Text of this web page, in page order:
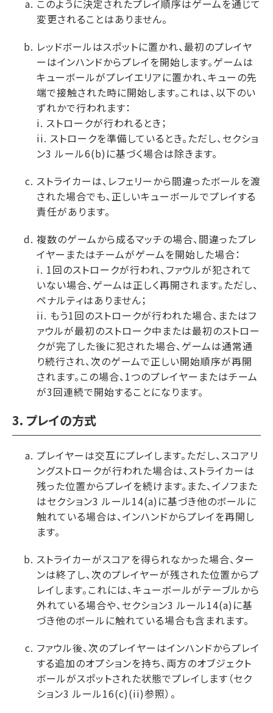
このように決定されたプレイ順序はゲームを通じて
変更されることはありません。
レッドボールはスポットに置かれ、最初のプレイヤ
ーはインハンドからプレイを開始します。ゲームは
キューボールがプレイエリアに置かれ、キューの先
端で接触された時に開始します。これは、以下のい
ずれかで行われます：
i. ストロークが行われるとき；
ii. ストロークを準備しているとき。ただし、セクショ
ン3 ルール6(b)に基づく場合は除きます。
ストライカーは、レフェリーから間違ったボールを渡
された場合でも、正しいキューボールでプレイする
責任があります。
複数のゲームから成るマッチの場合、間違ったプレ
イヤーまたはチームがゲームを開始した場合：
i. 1回のストロークが行われ、ファウルが犯されて
いない場合、ゲームは正しく再開されます。ただし、
ペナルティはありません；
ii. もう1回のストロークが行われた場合、またはフ
ァウルが最初のストローク中または最初のストロー
クが完了した後に犯された場合、ゲームは通常通
り続行され、次のゲームで正しい開始順序が再開
されます。この場合、1つのプレイヤーまたはチーム
が3回連続で開始することになります。
3. プレイの方式
プレイヤーは交互にプレイします。ただし、スコアリ
ングストロークが行われた場合は、ストライカーは
残った位置からプレイを続けます。また、イノフまた
はセクション3 ルール14(a)に基づき他のボールに
触れている場合は、インハンドからプレイを再開し
ます。
ストライカーがスコアを得られなかった場合、ター
ンは終了し、次のプレイヤーが残された位置からプ
レイします。これには、キューボールがテーブルから
外れている場合や、セクション3 ルール14(a)に基
づき他のボールに触れている場合も含まれます。
ファウル後、次のプレイヤーはインハンドからプレイ
する追加のオプションを持ち、両方のオブジェクト
ボールがスポットされた状態でプレイします（セク
ション3 ルール16(c)(ii)参照）。